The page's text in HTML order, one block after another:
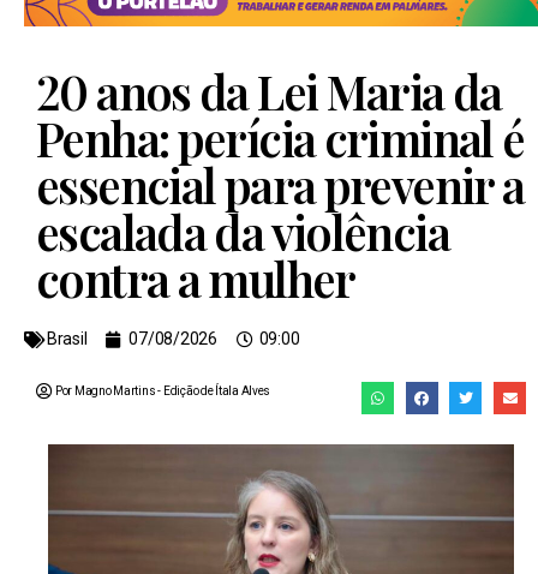
20 anos da Lei Maria da
Penha: perícia criminal é
essencial para prevenir a
escalada da violência
contra a mulher
Brasil 07/08/2026 09:00
Por Magno Martins - Edição de Ítala Alves